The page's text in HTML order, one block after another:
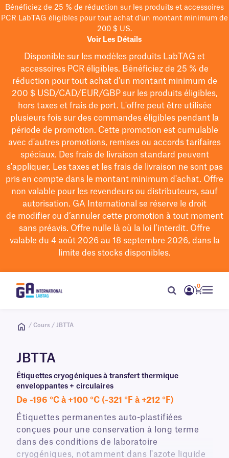
Bénéficiez de 25 % de réduction sur les produits et accessoires
PCR LabTAG éligibles pour tout achat d'un montant minimum de
200 $ US.
Voir Les Détails
Disponible sur les modèles produits LabTAG et
accessoires PCR éligibles. Bénéficiez de 25 % de
réduction pour tout achat d'un montant minimum de
200 $USD/CAD/EUR/GBPsur les produits éligibles,
hors taxes et frais de port. L'offre peut être utilisée
plusieurs fois sur des commandes éligibles pendant la
période de promotion. Cette promotion est cumulable
avec d'autres promotions, remises ou accords tarifaires
spéciaux. Des frais de livraison standard peuvent
s'appliquer. Les taxes et les frais de livraison ne sont pas
pris en compte dans le montant minimum d'achat. Offre
non valable pour les revendeurs ou distributeurs, sauf
autorisation. GA International se réserve le droit
de modifierou d’annuler cette promotion à tout moment
sans préavis. Offre nulle là où la loi l’interdit. Offre
valable du 4 août 2026 au 18 septembre 2026, dans la
limite des stocks disponibles.
0
/ Cours / JBTTA
JBTTA
Étiquettes cryogéniques à transfert thermique
enveloppantes + circulaires
De -196 °C à +100 °C (-321 °F à +212 °F)
Étiquettes permanentes auto-plastifiées
conçues pour une conservation à long terme
dans des conditions de laboratoire
cryogéniques, notamment dans l'azote liquide